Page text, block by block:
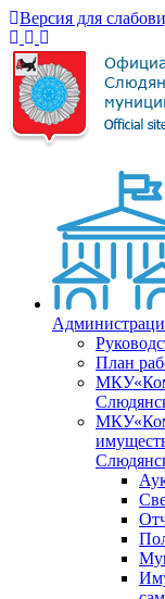
Версия для
План